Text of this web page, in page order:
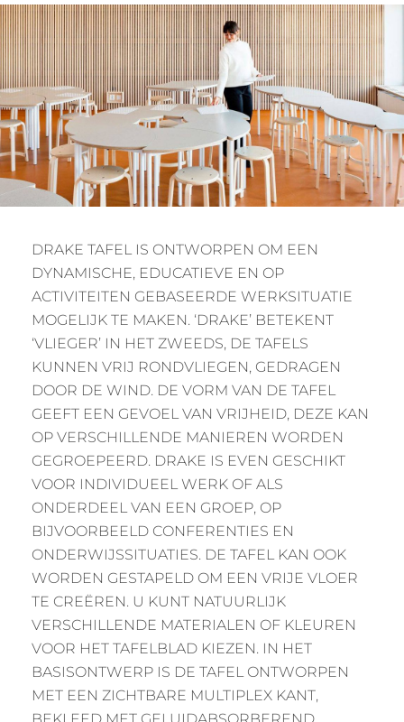
DRAKE TAFEL IS ONTWORPEN OM EEN
DYNAMISCHE, EDUCATIEVE EN OP
ACTIVITEITEN GEBASEERDE WERKSITUATIE
MOGELIJK TE MAKEN. ‘DRAKE’ BETEKENT
‘VLIEGER’ IN HET ZWEEDS, DE TAFELS
KUNNEN VRIJ RONDVLIEGEN, GEDRAGEN
DOOR DE WIND. DE VORM VAN DE TAFEL
GEEFT EEN GEVOEL VAN VRIJHEID, DEZE KAN
OP VERSCHILLENDE MANIEREN WORDEN
GEGROEPEERD. DRAKE IS EVEN GESCHIKT
VOOR INDIVIDUEEL WERK OF ALS
ONDERDEEL VAN EEN GROEP, OP
BIJVOORBEELD CONFERENTIES EN
ONDERWIJSSITUATIES. DE TAFEL KAN OOK
WORDEN GESTAPELD OM EEN VRIJE VLOER
TE CREËREN. U KUNT NATUURLIJK
VERSCHILLENDE MATERIALEN OF KLEUREN
VOOR HET TAFELBLAD KIEZEN. IN HET
BASISONTWERP IS DE TAFEL ONTWORPEN
MET EEN ZICHTBARE MULTIPLEX KANT,